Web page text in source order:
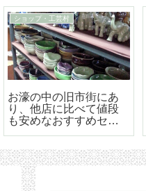
90日レポート
「90日レポート」を提
出する